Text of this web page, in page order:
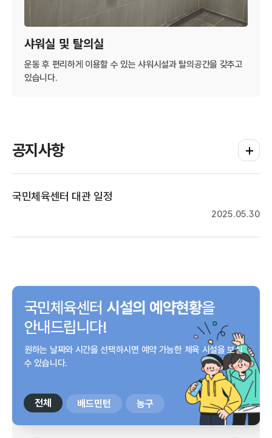
샤워실 및 탈의실
운동 후 편리하게 이용할 수 있는 샤워시설과 탈의공간을 갖추고
있습니다.
공지사항
국민체육센터 대관 일정
2025.05.30
공지사
국민체육센터 시설의 예약현황을
안내드립니다!
원하는 날짜와 시간을 선택하시면 예약 가능한 체육 시설을보실
수 있습니다.
전체 배드민턴 농구